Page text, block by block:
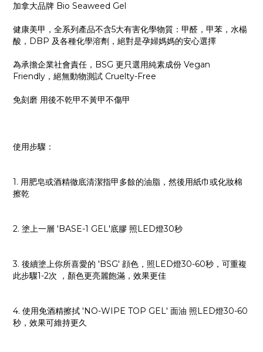
加拿大品牌 Bio Seaweed Gel
健康美甲，全系列產品不含5大有害化學物質：甲醛，甲苯，水楊
酸，DBP 及各種化學溶劑，絕對是孕婦媽媽的安心選擇
為承擔企業社會責任，BSG 更只選用純素成份 Vegan
Friendly，絕無動物測試 Cruelty-Free
免刻磨 用後不乾甲不黃甲不傷甲
使用步驟：
1. 用肥皂或酒精徹底清潔指甲多餘的油脂，然後用紙巾或化妝棉
擦乾
2. 塗上一層 'BASE-1 GEL'底膠 照LED燈30秒
3. 後續塗上你所喜愛的 'BSG' 顔色，照LED燈30-60秒，可重複
此步驟1-2次 ，顏色更亮麗飽滿，效果更佳
4. 使用免酒精擦拭 'NO-WIPE TOP GEL' 面油 照LED燈30-60
秒，效果可維持更久